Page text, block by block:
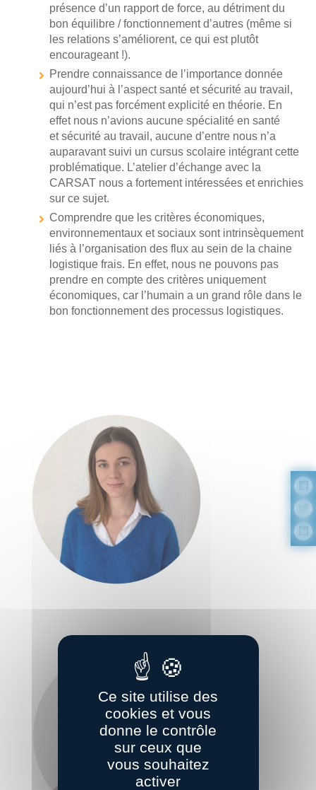
présence d’un rapport de force, au détriment du
bon équilibre / fonctionnement d’autres (même si
les relations s’améliorent, ce qui est plutôt
encourageant !).
Prendre connaissance de l’importance donnée
aujourd’hui à l’aspect santé et sécurité au travail,
qui n’est pas forcément explicité en théorie. En
effet nous n’avions aucune spécialité en santé
et sécurité au travail, aucune d’entre nous n’a
auparavant suivi un cursus scolaire intégrant cette
problématique. L’atelier d’échange avec la
CARSAT nous a fortement intéressées et enrichies
sur ce sujet.
Comprendre que les critères économiques,
environnementaux et sociaux sont intrinsèquement
liés à l’organisation des flux au sein de la chaine
logistique frais. En effet, nous ne pouvons pas
prendre en compte des critères uniquement
économiques, car l’humain a un grand rôle dans le
bon fonctionnement des processus logistiques.
Ce site utilise des
cookies et vous
donne le contrôle
sur ceux que
vous souhaitez
activer